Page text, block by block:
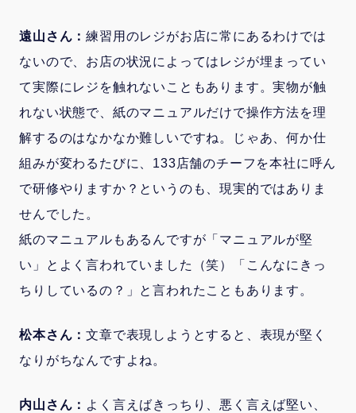
遠山さん：練習用のレジがお店に常にあるわけでは
ないので、お店の状況によってはレジが埋まってい
て実際にレジを触れないこともあります。実物が触
れない状態で、紙のマニュアルだけで操作方法を理
解するのはなかなか難しいですね。じゃあ、何か仕
組みが変わるたびに、133店舗のチーフを本社に呼ん
で研修やりますか？というのも、現実的ではありま
せんでした。
紙のマニュアルもあるんですが「マニュアルが堅
い」とよく言われていました（笑）「こんなにきっ
ちりしているの？」と言われたこともあります。
松本さん：文章で表現しようとすると、表現が堅く
なりがちなんですよね。
内山さん： よく言えばきっちり、悪く言えば堅い、